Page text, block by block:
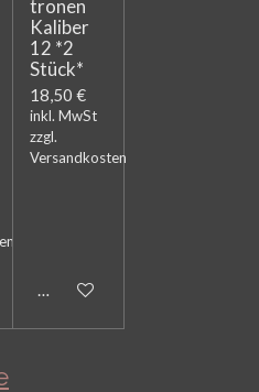
benachrichtigen
tronen
Kaliber
12 *2
Stück*
18,50 €
inkl. MwSt
zzgl.
Versandkosten
In den Warenkorb